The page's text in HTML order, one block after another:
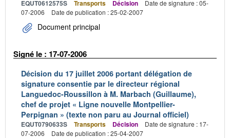
EQUT0612575S Transports Décision
Date de signature : 05-
07-2006
Date de publication : 25-02-2007
Document principal
Signé le : 17-07-2006
Décision du 17 juillet 2006 portant délégation de
signature consentie par le directeur régional
Languedoc-Roussillon à M. Marbach (Guillaume),
chef de projet « Ligne nouvelle Montpellier-
Perpignan » (texte non paru au Journal officiel)
EQUT0790633S Transports Décision
Date de signature : 17-
07-2006
Date de publication : 25-04-2007